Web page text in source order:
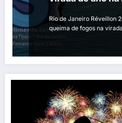
e Recreio dos
Rio de Janeiro Réveillon
queima de fogos na